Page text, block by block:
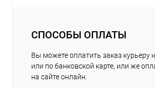
СПОСОБЫ ОПЛАТЫ
Вы можете оплатить заказ курьеру
или по банковской карте, или же
на сайте онлайн.